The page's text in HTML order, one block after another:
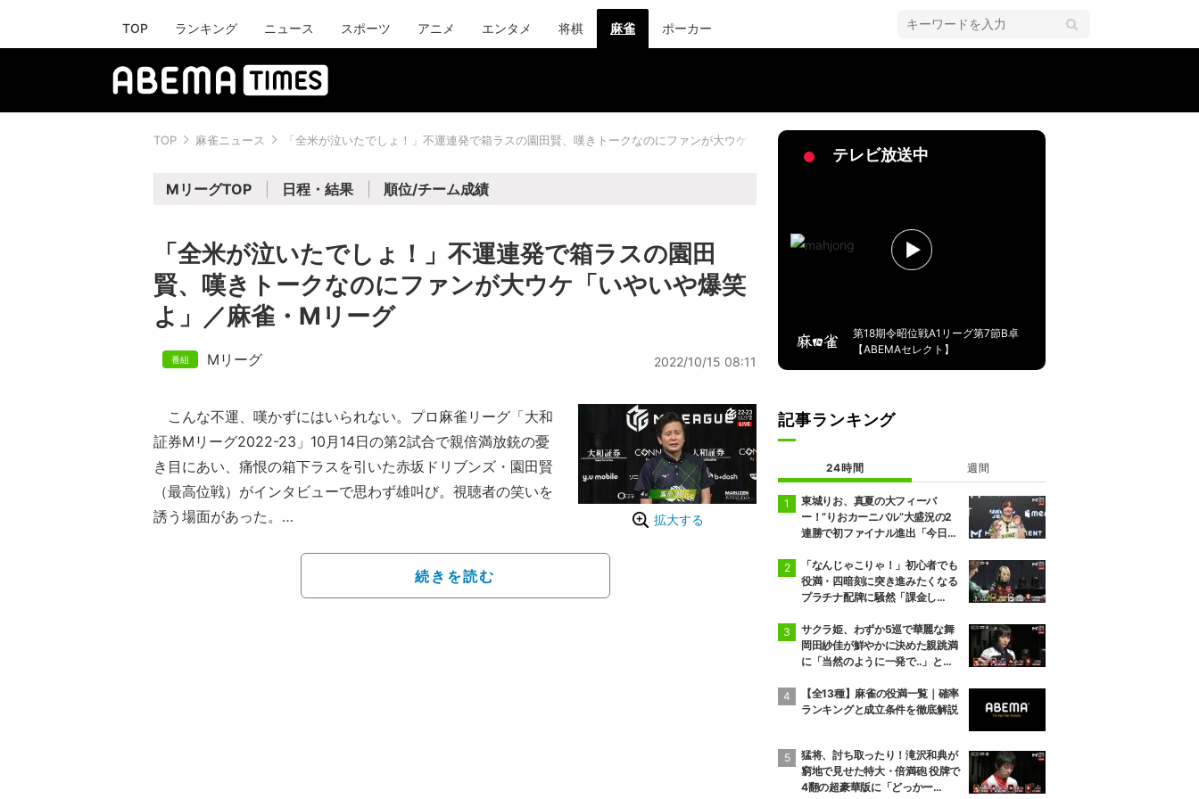
TOP ランキング ニュース スポーツ アニメ エンタメ 将棋 麻雀 ポーカー
TOP 麻雀ニュース 「全米が泣いたでしょ！」不運連発で箱ラスの園田賢、嘆きトークなのにファンが大ウケ「いやいや爆笑よ」／麻雀・Mリーグ
MリーグTOP 日程・結果 順位/チーム成績
「全米が泣いたでしょ！」不運連発で箱ラスの園田
賢、嘆きトークなのにファンが大ウケ「いやいや爆笑
よ」／麻雀・Mリーグ
Mリーグ 2022/10/15 08:11
拡大する
こんな不運、嘆かずにはいられない。プロ麻雀リーグ「大和
証券Mリーグ2022-23」10月14日の第2試合で親倍満放銃の憂
き目にあい、痛恨の箱下ラスを引いた赤坂ドリブンズ・園田賢
（最高位戦）がインタビューで思わず雄叫び。視聴者の笑いを
誘う場面があった。
この試合は全19局、日付が変わる直前までかかる長丁場とな
ったが、その中で園田のアガリはわずかに1回、東場の親番での
続きを読む
テレビ放送中
第18期令昭位戦A1リーグ第7節B卓
【ABEMAセレクト】
記事ランキング
24時間 週間
東城りお、真夏の大フィーバ
ー！“りおカーニバル”大盛況の2
連勝で初ファイナル進出「今日を
戸熊直樹／麻雀・Mトーナメント
「なんじゃこりゃ！」初心者でも
役満・四暗刻に突き進みたくなる
プラチナ配牌に騒然「課金し
サクラ姫、わずか5巡で華麗な舞
岡田紗佳が鮮やかに決めた親跳満
に「当然のように一発で‥」と驚
【全13種】麻雀の役満一覧｜確率
ランキングと成立条件を徹底解説
猛将、討ち取ったり！滝沢和典が
窮地で見せた特大・倍満砲 役牌で
4翻の超豪華版に「どっかー